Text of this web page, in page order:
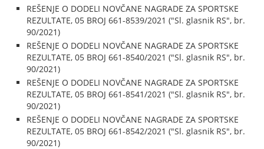
REŠENJE O DODELI NOVČANE NAGRADE ZA SPORTSKE
REZULTATE, 05 BROJ 661-8539/2021 ("Sl. glasnik RS", br.
90/2021)
REŠENJE O DODELI NOVČANE NAGRADE ZA SPORTSKE
REZULTATE, 05 BROJ 661-8540/2021 ("Sl. glasnik RS", br.
90/2021)
REŠENJE O DODELI NOVČANE NAGRADE ZA SPORTSKE
REZULTATE, 05 BROJ 661-8541/2021 ("Sl. glasnik RS", br.
90/2021)
REŠENJE O DODELI NOVČANE NAGRADE ZA SPORTSKE
REZULTATE, 05 BROJ 661-8542/2021 ("Sl. glasnik RS", br.
90/2021)